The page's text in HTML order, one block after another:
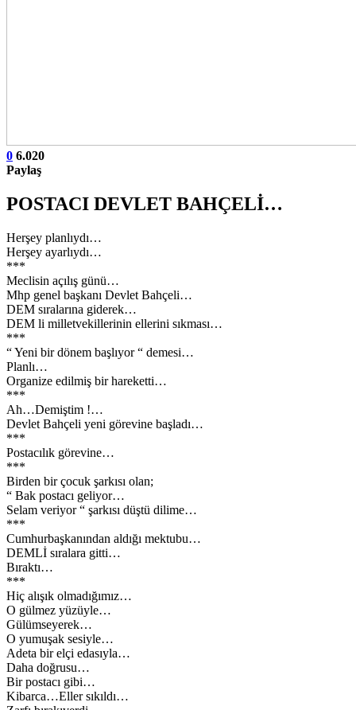
0 6.020
Paylaş
POSTACI DEVLET BAHÇELİ…
Herşey planlıydı…
Herşey ayarlıydı…
***
Meclisin açılış günü…
Mhp genel başkanı Devlet Bahçeli…
DEM sıralarına giderek…
DEM li milletvekillerinin ellerini sıkması…
***
“ Yeni bir dönem başlıyor “ demesi…
Planlı…
Organize edilmiş bir hareketti…
***
Ah…Demiştim !…
Devlet Bahçeli yeni görevine başladı…
***
Postacılık görevine…
***
Birden bir çocuk şarkısı olan;
“ Bak postacı geliyor…
Selam veriyor “ şarkısı düştü dilime…
***
Cumhurbaşkanından aldığı mektubu…
DEMLİ sıralara gitti…
Bıraktı…
***
Hiç alışık olmadığımız…
O gülmez yüzüyle…
Gülümseyerek…
O yumuşak sesiyle…
Adeta bir elçi edasıyla…
Daha doğrusu…
Bir postacı gibi…
Kibarca…Eller sıkıldı…